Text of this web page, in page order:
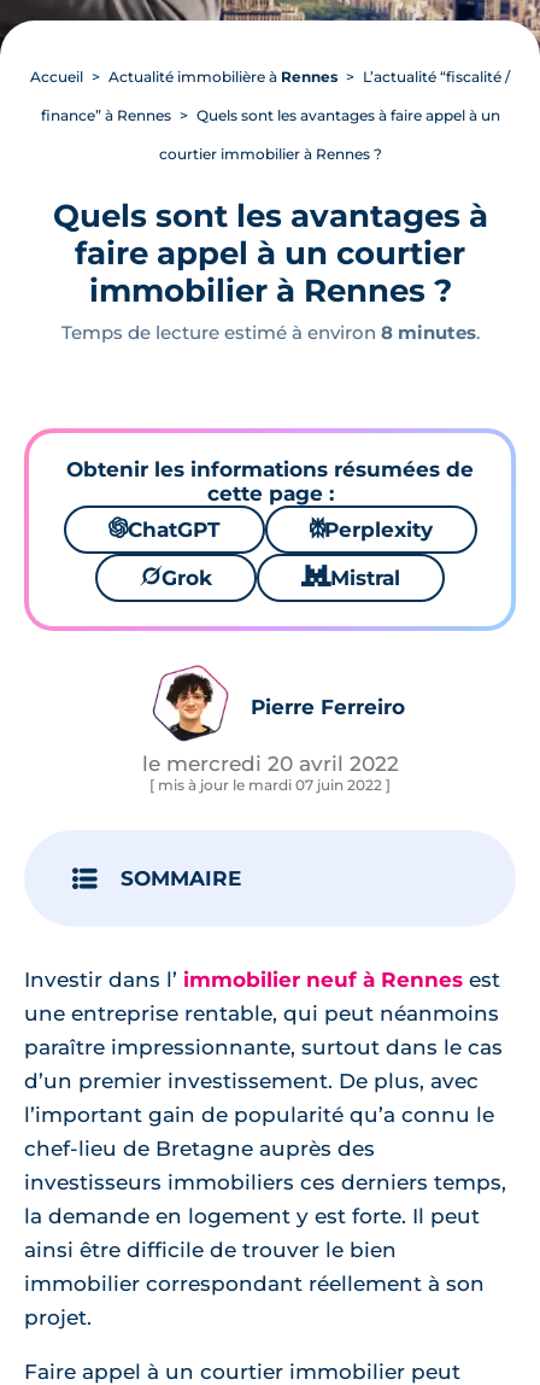
Accueil Actualité immobilière à Rennes L’actualité “fiscalité /
finance” à Rennes Quels sont les avantages à faire appel à un
courtier immobilier à Rennes ?
Quels sont les avantages à
faire appel à un courtier
immobilier à Rennes ?
Temps de lecture estimé à environ 8 minutes.
Obtenir les informations résumées de
cette page :
🌌ChatGPT ⚙Perplexity
🪐Grok 🐱 Mistral
Pierre Ferreiro
le mercredi 20 avril 2022
[ mis à jour le mardi 07 juin 2022 ]
SOMMAIRE
Investir dans l’ immobilier neuf à Rennes est
une entreprise rentable, qui peut néanmoins
paraître impressionnante, surtout dans le cas
d’un premier investissement. De plus, avec
l’important gain de popularité qu’a connu le
chef-lieu de Bretagne auprès des
investisseurs immobiliers ces derniers temps,
la demande en logement y est forte. Il peut
ainsi être difficile de trouver le bien
immobilier correspondant réellement à son
projet.
Faire appel à un courtier immobilier peut